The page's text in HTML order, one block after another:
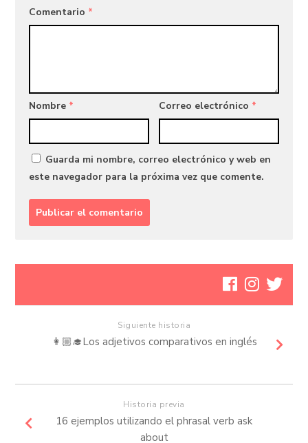
Comentario *
Nombre * Correo electrónico *
Guarda mi nombre, correo electrónico y web en
este navegador para la próxima vez que comente.
Siguiente historia
👩🏼‍🎓Los adjetivos comparativos en inglés
Historia previa
16 ejemplos utilizando el phrasal verb ask
about